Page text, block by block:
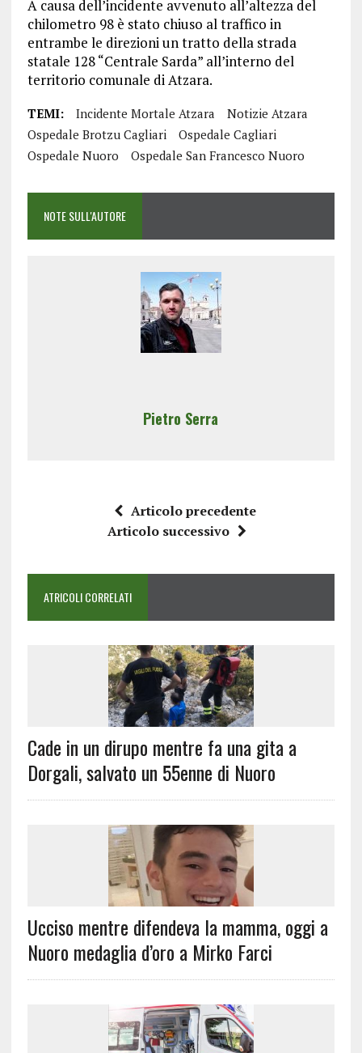
A causa dell’incidente avvenuto all’altezza del
chilometro 98 è stato chiuso al traffico in
entrambe le direzioni un tratto della strada
statale 128 “Centrale Sarda” all’interno del
territorio comunale di Atzara.
TEMI: Incidente Mortale Atzara
Notizie Atzara
Ospedale Brotzu Cagliari
Ospedale Cagliari
Ospedale Nuoro
Ospedale San Francesco Nuoro
NOTE SULL'AUTORE
Pietro Serra
Articolo precedente
Articolo successivo
ATRICOLI CORRELATI
Cade in un dirupo mentre fa una gita a
Dorgali, salvato un 55enne di Nuoro
Ucciso mentre difendeva la mamma, oggi a
Nuoro medaglia d’oro a Mirko Farci